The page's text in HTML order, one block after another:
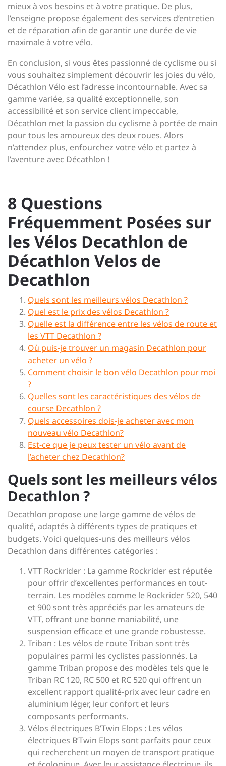
mieux à vos besoins et à votre pratique. De plus,
l’enseigne propose également des services d’entretien
et de réparation afin de garantir une durée de vie
maximale à votre vélo.
En conclusion, si vous êtes passionné de cyclisme ou si
vous souhaitez simplement découvrir les joies du vélo,
Décathlon Vélo est l’adresse incontournable. Avec sa
gamme variée, sa qualité exceptionnelle, son
accessibilité et son service client impeccable,
Décathlon met la passion du cyclisme à portée de main
pour tous les amoureux des deux roues. Alors
n’attendez plus, enfourchez votre vélo et partez à
l’aventure avec Décathlon !
8 Questions
Fréquemment Posées sur
les Vélos Decathlon de
Décathlon Velos de
Decathlon
Quels sont les meilleurs vélos Decathlon ?
Quel est le prix des vélos Decathlon ?
Quelle est la différence entre les vélos de route et
les VTT Decathlon ?
Où puis-je trouver un magasin Decathlon pour
acheter un vélo ?
Comment choisir le bon vélo Decathlon pour moi
?
Quelles sont les caractéristiques des vélos de
course Decathlon ?
Quels accessoires dois-je acheter avec mon
nouveau vélo Decathlon?
Est-ce que je peux tester un vélo avant de
l’acheter chez Decathlon?
Quels sont les meilleurs vélos
Decathlon ?
Decathlon propose une large gamme de vélos de
qualité, adaptés à différents types de pratiques et
budgets. Voici quelques-uns des meilleurs vélos
Decathlon dans différentes catégories :
VTT Rockrider : La gamme Rockrider est réputée
pour offrir d’excellentes performances en tout-
terrain. Les modèles comme le Rockrider 520, 540
et 900 sont très appréciés par les amateurs de
VTT, offrant une bonne maniabilité, une
suspension efficace et une grande robustesse.
Triban : Les vélos de route Triban sont très
populaires parmi les cyclistes passionnés. La
gamme Triban propose des modèles tels que le
Triban RC 120, RC 500 et RC 520 qui offrent un
excellent rapport qualité-prix avec leur cadre en
aluminium léger, leur confort et leurs
composants performants.
Vélos électriques B’Twin Elops : Les vélos
électriques B’Twin Elops sont parfaits pour ceux
qui recherchent un moyen de transport pratique